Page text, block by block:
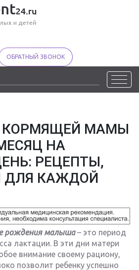
ОБРАТНЫЙ ЗВОНОК
МАМЫ
НА
РЕЦЕПТЫ,
ДЛЯ КАЖДОЙ
рождения малыша– это период
лактации. В эти дни матери
внимание своему рациону,
позволит ребенку успешно